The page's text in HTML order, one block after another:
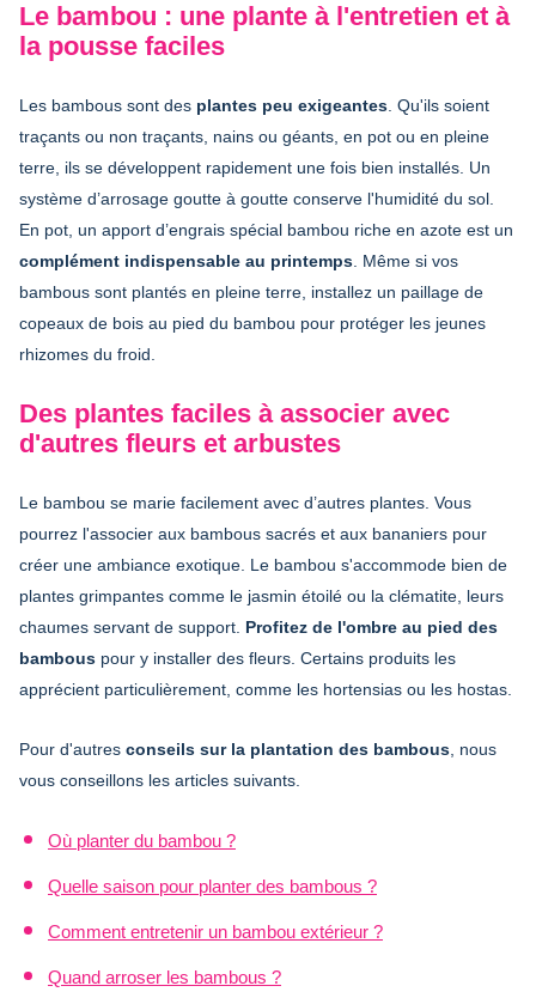
Le bambou : une plante à l'entretien et à
la pousse faciles
Les bambous sont des plantes peu exigeantes. Qu'ils soient
traçants ou non traçants, nains ou géants, en pot ou en pleine
terre, ils se développent rapidement une fois bien installés. Un
système d’arrosage goutte à goutte conserve l'humidité du sol.
En pot, un apport d’engrais spécial bambou riche en azote est un
complément indispensable au printemps. Même si vos
bambous sont plantés en pleine terre, installez un paillage de
copeaux de bois au pied du bambou pour protéger les jeunes
rhizomes du froid.
Des plantes faciles à associer avec
d'autres fleurs et arbustes
Le bambou se marie facilement avec d’autres plantes. Vous
pourrez l'associer aux bambous sacrés et aux bananiers pour
créer une ambiance exotique. Le bambou s'accommode bien de
plantes grimpantes comme le jasmin étoilé ou la clématite, leurs
chaumes servant de support. Profitez de l'ombre au pied des
bambous pour y installer des fleurs. Certains produits les
apprécient particulièrement, comme les hortensias ou les hostas.
Pour d'autres conseils sur la plantation des bambous, nous
vous conseillons les articles suivants.
Où planter du bambou ?
Quelle saison pour planter des bambous ?
Comment entretenir un bambou extérieur ?
Quand arroser les bambous ?